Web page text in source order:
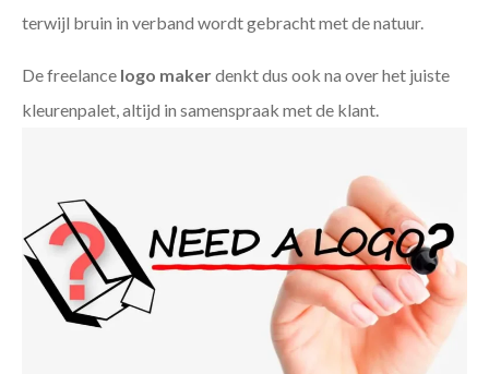
terwijl bruin in verband wordt gebracht met de natuur.
De freelance logo makerdenkt dus ook na over het juiste
kleurenpalet, altijd in samenspraak met de klant.